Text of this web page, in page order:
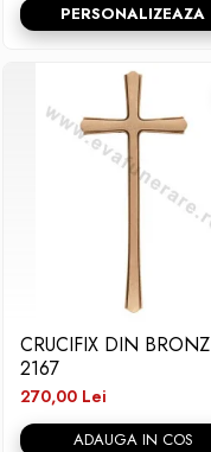
PERSONALIZEAZA
CRUCIFIX DIN BRONZ
2167
270,00 Lei
ADAUGA IN COS